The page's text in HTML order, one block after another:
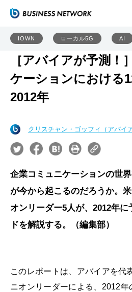
IOWN ローカル5G AI
［アバイアが予測！
ケーションにおける
2012年
クリスチャン・ゴッフィ（アバイ
企業コミュニケーションの世
が今から起こるのだろうか。
オンリーダー5人が、2012年
ドを解説する。（編集部）
このレポートは、アバイアを代
ニオンリーダーによる、2012年